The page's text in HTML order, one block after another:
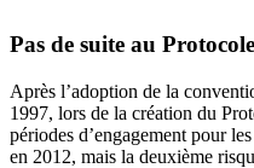
Pas de suite au
Après l’adoption de la
1997, lors de la création du
périodes d’engagement pour
en 2012, mais la deuxième